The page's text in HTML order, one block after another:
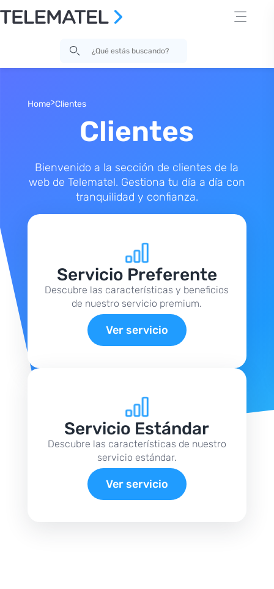
Home>Clientes
Clientes
Bienvenido a la sección de clientes de la
web de Telematel. Gestiona tu día a día con
tranquilidad y confianza.
Servicio Preferente
Descubre las características y beneficios
de nuestro servicio premium.
Ver servicio
Servicio Estándar
Descubre las características de nuestro
servicio estándar.
Ver servicio